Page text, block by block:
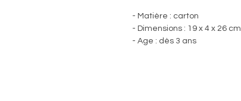
- Matière : carton
- Dimensions : 19 x 4 x 26 cm
- Age : dès 3 ans